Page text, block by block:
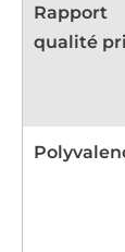
Rapport
qualité